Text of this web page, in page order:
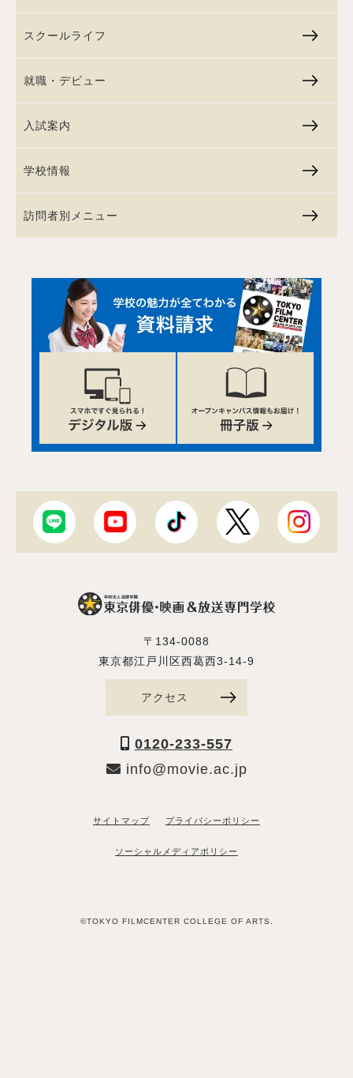
スクールライフ
就職・デビュー
入試案内
学校情報
訪問者別メニュー
〒134-0088
東京都江戸川区西葛西3-14-9
アクセス
0120-233-557
info@movie.ac.jp
サイトマップ プライバシーポリシー
ソーシャルメディアポリシー
©TOKYO FILMCENTER COLLEGE OF ARTS.